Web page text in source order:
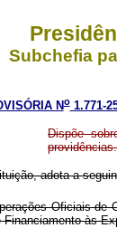
Subchefia
No1.771-
Dispõe
providências.
adota a
Oficiais
às